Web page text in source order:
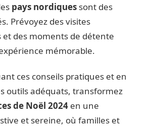
pays nordiques sont des
Prévoyez des visites
et des moments de détente
mémorable.
ces conseils pratiques et en
outils adéquats, transformez
de Noël 2024 en une
et sereine, où familles et